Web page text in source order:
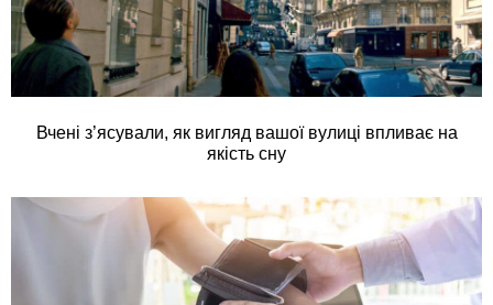
Вчені з’ясували, як вигляд вашої вулиці впливає на
якість сну